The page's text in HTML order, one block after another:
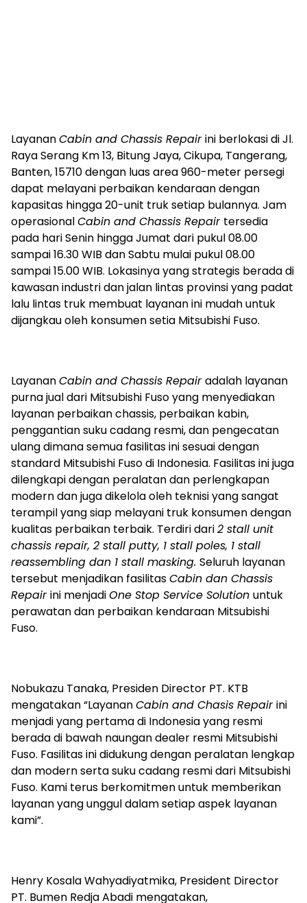
LayananCabin and Chassis Repairini berlokasi di Jl.
Raya Serang Km 13, Bitung Jaya, Cikupa, Tangerang,
Banten, 15710 dengan luas area 960-meter persegi
dapat melayani perbaikan kendaraan dengan
kapasitas hingga 20-unit truk setiap bulannya. Jam
operasionalCabin and Chassis Repair tersedia
pada hari Senin hingga Jumat dari pukul 08.00
sampai 16.30 WIB dan Sabtu mulai pukul 08.00
sampai 15.00 WIB. Lokasinya yang strategis berada di
kawasan industri dan jalan lintas provinsi yang padat
lalu lintas truk membuat layanan ini mudah untuk
dijangkau oleh konsumen setia Mitsubishi Fuso.
LayananCabin and Chassis Repairadalah layanan
purna jual dari Mitsubishi Fuso yang menyediakan
layanan perbaikan chassis, perbaikan kabin,
penggantian suku cadang resmi, dan pengecatan
ulang dimana semua fasilitas ini sesuai dengan
standard Mitsubishi Fuso di Indonesia. Fasilitas ini juga
dilengkapi dengan peralatan dan perlengkapan
modern dan juga dikelola oleh teknisi yang sangat
terampil yang siap melayani truk konsumen dengan
kualitas perbaikan terbaik. Terdiri dari2 stall unit
chassis repair, 2 stall putty, 1 stall poles, 1 stall
reassembling dan 1 stall masking. Seluruh layanan
tersebut menjadikan fasilitasCabin dan Chassis
Repairini menjadiOne Stop Service Solution untuk
perawatan dan perbaikan kendaraan Mitsubishi
Fuso.
Nobukazu Tanaka, Presiden Director PT. KTB
mengatakan “LayananCabin and Chasis Repairini
menjadi yang pertama di Indonesia yang resmi
berada di bawah naungan dealer resmi Mitsubishi
Fuso. Fasilitas ini didukung dengan peralatan lengkap
dan modern serta suku cadang resmi dari Mitsubishi
Fuso. Kami terus berkomitmen untuk memberikan
layanan yang unggul dalam setiap aspek layanan
kami”.
Henry Kosala Wahyadiyatmika, President Director
PT. Bumen Redja Abadi mengatakan,